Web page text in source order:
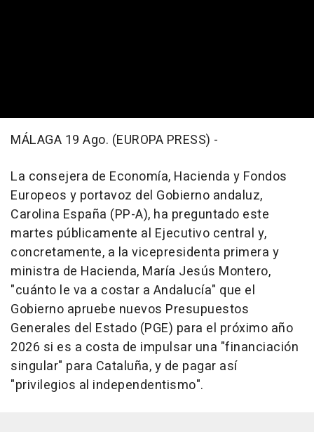
MÁLAGA 19 Ago. (EUROPA PRESS) -
La consejera de Economía, Hacienda y Fondos
Europeos y portavoz del Gobierno andaluz,
Carolina España (PP-A), ha preguntado este
martes públicamente al Ejecutivo central y,
concretamente, a la vicepresidenta primera y
ministra de Hacienda, María Jesús Montero,
"cuánto le va a costar a Andalucía" que el
Gobierno apruebe nuevos Presupuestos
Generales del Estado (PGE) para el próximo año
2026 si es a costa de impulsar una "financiación
singular" para Cataluña, y de pagar así
"privilegios al independentismo".